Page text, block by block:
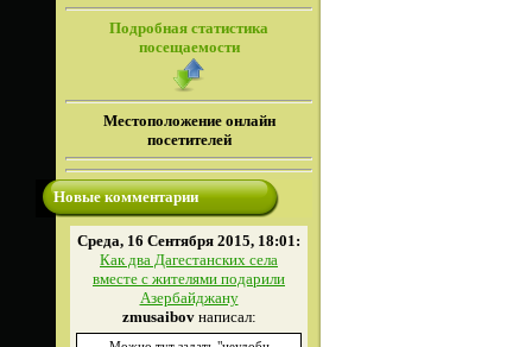
Подробная статистика
посещаемости
Местоположение онлайн
посетителей
Новые комментарии
Среда, 16 Сентября 2015, 18:01:
Как два Дагестанских села
вместе с жителями подарили
Азербайджану
zmusaibovнаписал: